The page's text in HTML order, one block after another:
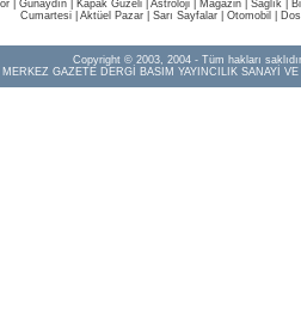
Günaydın Kapak Güzeli Astroloji Magazin Sağlık
Cumartesi| Aktüel Pazar| Sarı Sayfalar| Otomobil
Copyright © 2003, 2004 - Tüm hakları
MERKEZ GAZETE DERGİ BASIM YAYINCILIK SANAYİ